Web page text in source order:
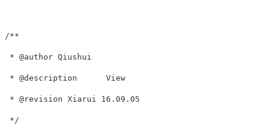
/**
* @author Qiushui
* @description      View
* @revision Xiarui 16.09.05
*/